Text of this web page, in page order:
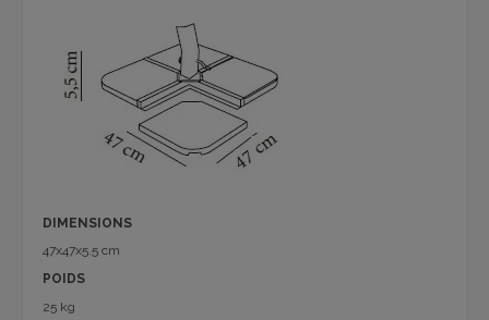
DIMENSIONS
47x47x5.5 cm
POIDS
25 kg